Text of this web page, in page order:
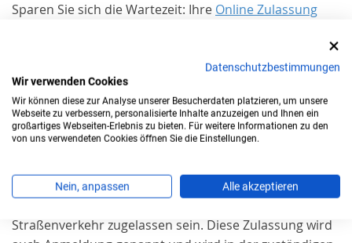
Sparen Sie sich die Wartezeit: Ihre Online Zulassung
Erfahrungen von Kunden bei Trusted
Shops
Wann benötigen Sie eine
Zulassung inStralsund, Stadt
Grundsätzlich muss jedes Kraftfahrzeug und jeder
Straßenverkehr zugelassen sein. Diese Zulassung wird
Datenschutzbestimmungen
Wir verwenden Cookies
Wir können diese zur Analyse unserer Besucherdaten platzieren, um unsere
Webseite zu verbessern, personalisierte Inhalte anzuzeigen und Ihnen ein
großartiges Webseiten-Erlebnis zu bieten. Für weitere Informationen zu den
von uns verwendeten Cookies öffnen Sie die Einstellungen.
Nein, anpassen Alle akzeptieren